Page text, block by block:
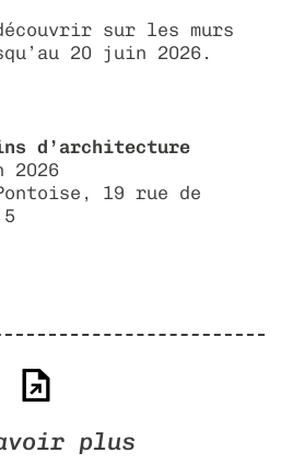
sur les murs
20 juin 2026.
d’architecture
2026
19 rue de
plus